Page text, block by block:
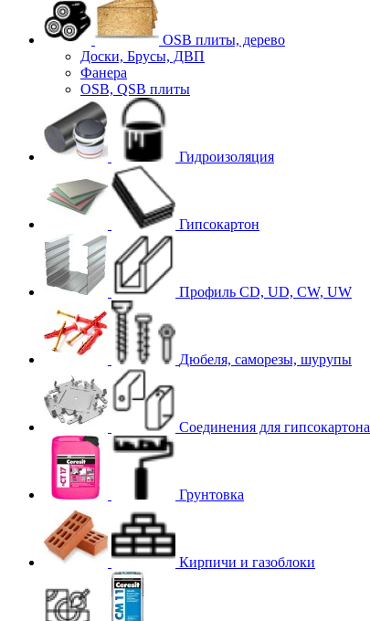
OSB плиты, дерево
Доски, Брусы, ДВП
Фанера
OSB, QSB плиты
Гидроизоляция
Гипсокартон
Профиль CD, UD, CW, UW
Дюбеля, саморезы, шурупы
Соединения для гипcокартона
Грунтовка
Кирпичи и газоблоки